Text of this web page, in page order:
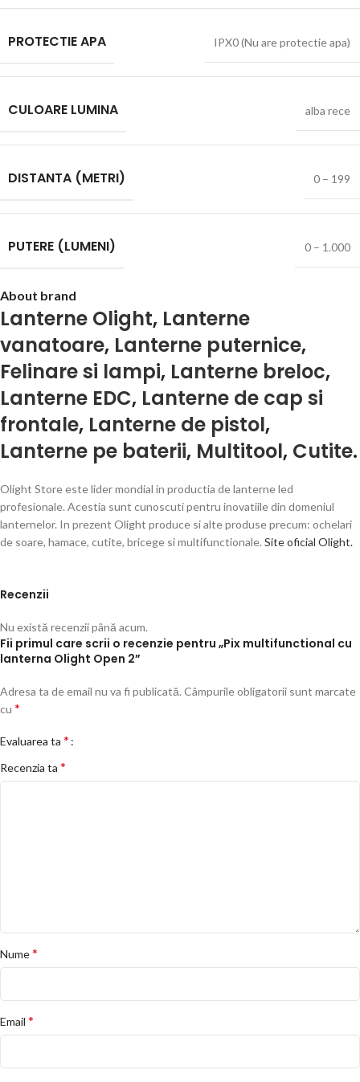
PROTECTIE APA IPX0 (Nu are protectie apa)
CULOARE LUMINA alba rece
DISTANTA (METRI) 0 – 199
PUTERE (LUMENI) 0 – 1.000
About brand
Lanterne Olight, Lanterne
vanatoare, Lanterne puternice,
Felinare si lampi, Lanterne breloc,
Lanterne EDC, Lanterne de cap si
frontale, Lanterne de pistol,
Lanterne pe baterii, Multitool, Cutite.
Olight Store este lider mondial in productia de lanterne led
profesionale. Acestia sunt cunoscuti pentru inovatiile din domeniul
lanternelor. In prezent Olight produce si alte produse precum: ochelari
de soare, hamace, cutite, bricege si multifunctionale. Site oficial Olight.
Recenzii
Nu există recenzii până acum.
Fii primul care scrii o recenzie pentru „Pix multifunctional cu
lanterna Olight Open 2”
Adresa ta de email nu va fi publicată. Câmpurile obligatorii sunt marcate
cu *
Evaluarea ta *
Recenzia ta *
Nume*
Email *